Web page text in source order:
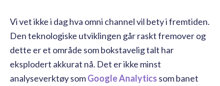
Vi vet ikke i dag hva omni channel vil bety i fremtiden.
Den teknologiske utviklingen går raskt fremover og
dette er et område som bokstavelig talt har
eksplodert akkurat nå. Det er ikke minst
analyseverktøy somGoogle Analytics som banet